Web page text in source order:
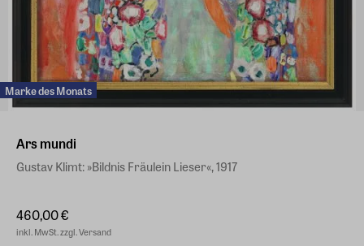
Marke des Monats
Ars mundi
Gustav Klimt: »Bildnis Fräulein Lieser«, 1917
460,00 €
inkl. MwSt. zzgl. Versand